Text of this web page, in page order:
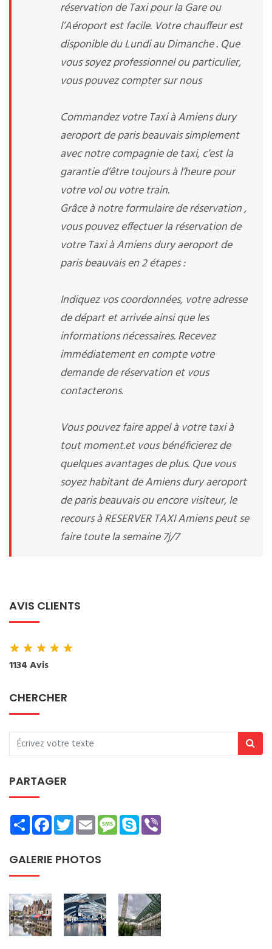
réservation de Taxi pour la Gare ou
l’Aéroport est facile. Votre chauffeur est
disponible du Lundi au Dimanche . Que
vous soyez professionnel ou particulier,
vous pouvez compter sur nous
Commandez votre Taxi à Amiens dury
aeroport de paris beauvais simplement
avec notre compagnie de taxi, c’est la
garantie d’être toujours à l’heure pour
votre vol ou votre train.
Grâce à notre formulaire de réservation ,
vous pouvez effectuer la réservation de
votre Taxi à Amiens dury aeroport de
paris beauvais en 2 étapes :
Indiquez vos coordonnées, votre adresse
de départ et arrivée ainsi que les
informations nécessaires. Recevez
immédiatement en compte votre
demande de réservation et vous
contacterons.
Vous pouvez faire appel à votre taxi à
tout moment.et vous bénéficierez de
quelques avantages de plus. Que vous
soyez habitant de Amiens dury aeroport
de paris beauvais ou encore visiteur, le
recours à RESERVER TAXI Amiens peut se
faire toute la semaine 7j/7
AVIS CLIENTS
★★★★★
1134 Avis
CHERCHER
PARTAGER
ShareFacebookTwitterEmailMessage
Skype
GALERIE PHOTOS